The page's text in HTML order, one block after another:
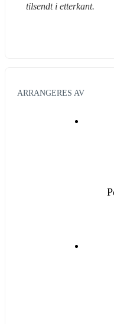
tilsendt i etterkant.
ARRANGERES AV